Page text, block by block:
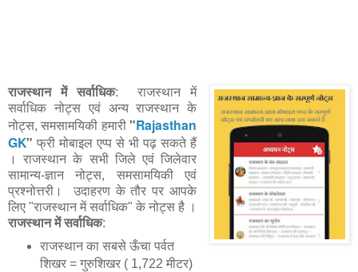
राजस्थान में सर्वाधिक: राजस्थान में
सर्वाधिक नोट्स एवं अन्य राजस्थान के
नोट्स, समसामयिकी हमारी"Rajasthan
GK" फ्री मोबाइल एप्प से भी पढ़ सकते हैं
। राजस्थान के सभी जिले एवं जिलेवार
सामान्य-ज्ञान नोट्स, समसामयिकी एवं
प्रश्नोत्तरी। उदाहरण के तौर पर आपके
लिए "राजस्थान में सर्वाधिक" के नोट्स है ।
राजस्थान में सर्वाधिक:
राजस्थान का सबसे ऊँचा पर्वत
शिखर = गुरुशिखर ( 1,722 मीटर)